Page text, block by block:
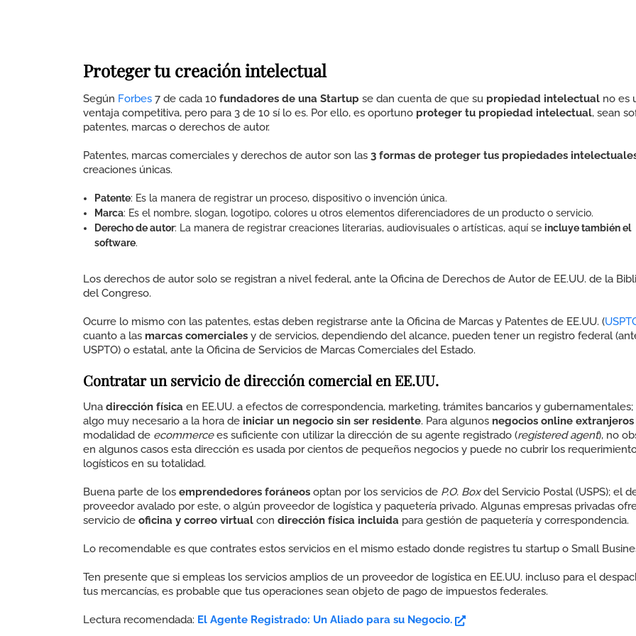
Proteger tu creación intelectual
Según Forbes 7 de cada 10 fundadores de una Startup se dan cuenta de que su propiedad intelectual no es
ventaja competitiva, pero para 3 de 10 sí lo es. Por ello, es oportuno proteger tu propiedad intelectual, sean
patentes, marcas o derechos de autor.
Patentes, marcas comerciales y derechos de autor son las 3 formas de proteger tus propiedades
creaciones únicas.
Patente: Es la manera de registrar un proceso, dispositivo o invención única.
Marca: Es el nombre, slogan, logotipo, colores u otros elementos diferenciadores de un producto o servicio.
Derecho de autor: La manera de registrar creaciones literarias, audiovisuales o artísticas, aquí se incluye también el
software.
Los derechos de autor solo se registran a nivel federal, ante la Oficina de Derechos de Autor de EE.UU. de la
del Congreso.
Ocurre lo mismo con las patentes, estas deben registrarse ante la Oficina de Marcas y Patentes de EE.UU. (
cuanto a las marcas comerciales y de servicios, dependiendo del alcance, pueden tener un registro federal
USPTO) o estatal, ante la Oficina de Servicios de Marcas Comerciales del Estado.
Contratar un servicio de dirección comercial en EE.UU.
Una dirección física en EE.UU. a efectos de correspondencia, marketing, trámites bancarios y gubernamentales;
algo muy necesario a la hora de iniciar un negocio sin ser residente. Para algunos negocios online extranjeros
modalidad de ecommercees suficiente con utilizar la dirección de su agente registrado (registered agent), no
en algunos casos esta dirección es usada por cientos de pequeños negocios y puede no cubrir los
logísticos en su totalidad.
Buena parte de los emprendedores foráneos optan por los servicios de P.O. Boxdel Servicio Postal (USPS); el
proveedor avalado por este, o algún proveedor de logística y paquetería privado. Algunas empresas privadas
servicio de oficina y correo virtual con dirección física incluida para gestión de paquetería y correspondencia.
Lo recomendable es que contrates estos servicios en el mismo estado donde registres tu startup o Small
Ten presente que si empleas los servicios amplios de un proveedor de logística en EE.UU. incluso para el
tus mercancías, es probable que tus operaciones sean objeto de pago de impuestos federales.
Lectura recomendada: El Agente Registrado: Un Aliado para su Negocio.